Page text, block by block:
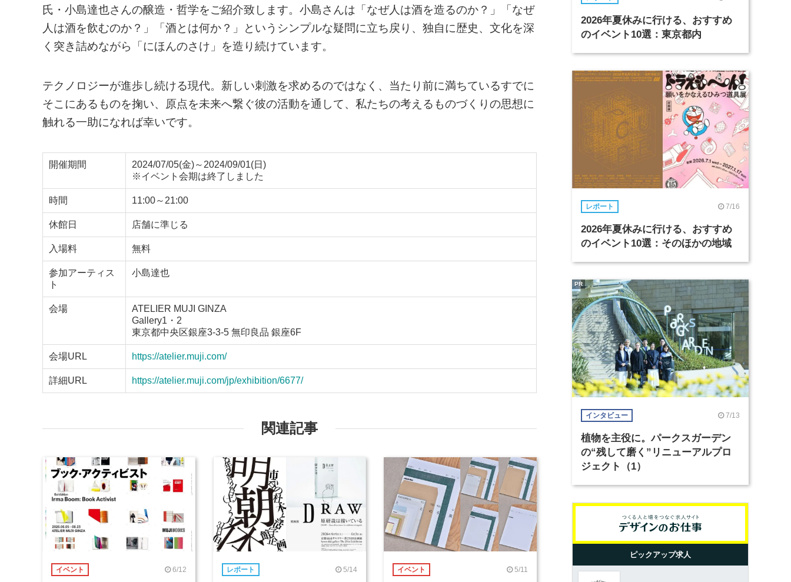
氏・小島達也さんの醸造・哲学をご紹介致します。小島さんは「なぜ人は酒を造るのか？」「なぜ
人は酒を飲むのか？」「酒とは何か？」というシンプルな疑問に立ち戻り、独自に歴史、文化を深
く突き詰めながら「にほんのさけ」を造り続けています。
テクノロジーが進歩し続ける現代。新しい刺激を求めるのではなく、当たり前に満ちているすでに
そこにあるものを掬い、原点を未来へ繋ぐ彼の活動を通して、私たちの考えるものづくりの思想に
触れる一助になれば幸いです。
開催期間
2024/07/05(金)～2024/09/01(日)
※イベント会期は終了しました
時間 11:00～21:00
休館日 店舗に準じる
入場料 無料
参加アーティス
ト
小島達也
会場
ATELIER MUJI GINZA
Gallery1・2
東京都中央区銀座3-3-5 無印良品 銀座6F
会場URL https://atelier.muji.com/
詳細URL https://atelier.muji.com/jp/exhibition/6677/
関連記事
イベント 6/12 レポート 5/14 イベント 5/11
2026年夏休みに行ける、おすすめ
のイベント10選：東京都内
レポート 7/16
2026年夏休みに行ける、おすすめ
のイベント10選：そのほかの地域
インタビュー 7/13
植物を主役に。パークスガーデン
の“残して磨く”リニューアルプロ
ジェクト（1）
PR
ピックアップ求人